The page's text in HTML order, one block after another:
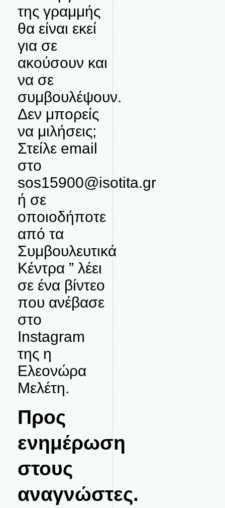
της γραμμής
θα είναι εκεί
για σε
ακούσουν και
να σε
συμβουλέψουν.
Δεν μπορείς
να μιλήσεις;
Στείλε email
στο
sos15900@isotita.gr
ή σε
οποιοδήποτε
από τα
Συμβουλευτικά
Κέντρα ” λέει
σε ένα βίντεο
που ανέβασε
στο
Instagram
της η
Ελεονώρα
Μελέτη.
Προς
ενημέρωση
στους
αναγνώστες.